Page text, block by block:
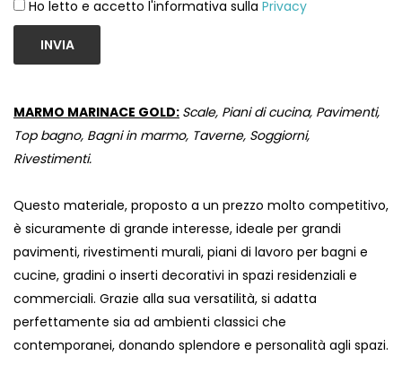
Ho letto e accetto l'informativa sulla Privacy
INVIA
MARMO MARINACE GOLD: Scale, Piani di cucina, Pavimenti,
Top bagno, Bagni in marmo, Taverne, Soggiorni,
Rivestimenti.
Questo materiale, proposto a un prezzo molto competitivo,
è sicuramente di grande interesse, ideale per grandi
pavimenti, rivestimenti murali, piani di lavoro per bagni e
cucine, gradini o inserti decorativi in ​​spazi residenziali e
commerciali. Grazie alla sua versatilità, si adatta
perfettamente sia ad ambienti classici che
contemporanei, donando splendore e personalità agli spazi.